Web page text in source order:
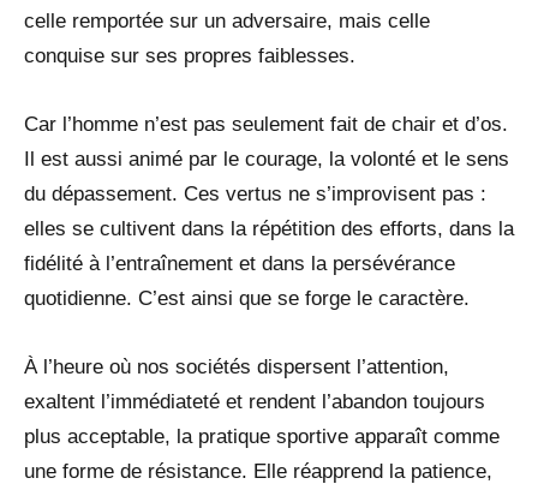
celle remportée sur un adversaire, mais celle
conquise sur ses propres faiblesses.
Car l’homme n’est pas seulement fait de chair et d’os.
Il est aussi animé par le courage, la volonté et le sens
du dépassement. Ces vertus ne s’improvisent pas :
elles se cultivent dans la répétition des efforts, dans la
fidélité à l’entraînement et dans la persévérance
quotidienne. C’est ainsi que se forge le caractère.
À l’heure où nos sociétés dispersent l’attention,
exaltent l’immédiateté et rendent l’abandon toujours
plus acceptable, la pratique sportive apparaît comme
une forme de résistance. Elle réapprend la patience,